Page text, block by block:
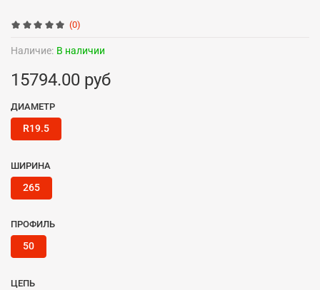
(0)
Наличие: В наличии
15794.00 руб
ДИАМЕТР
R19.5
ШИРИНА
265
ПРОФИЛЬ
50
ЦЕПЬ